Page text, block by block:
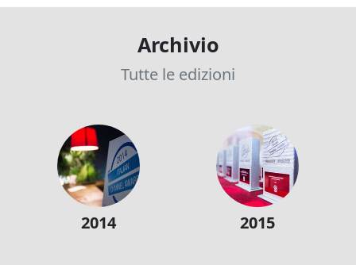
Archivio
Tutte le edizioni
2014 2015